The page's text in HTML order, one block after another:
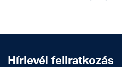
Hírlevél feliratkozás